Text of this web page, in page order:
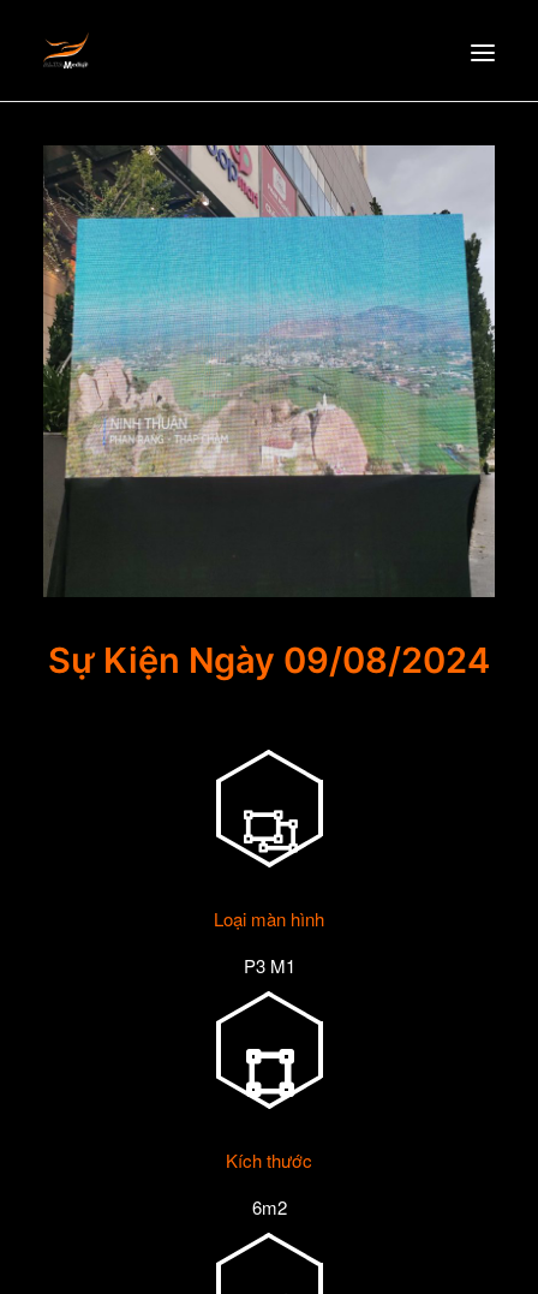
HOMEPAGE
ABOUT US
NEWS
PRODUCTS
PARTNERS
RECRUITMENT
CONTACT
EN
Sự Kiện Ngày 09/08/2024
Loại màn hình
P3 M1
Kích thước
6m2